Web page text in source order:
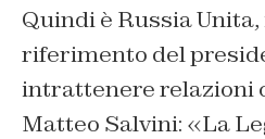
Quindi è Russia
riferimento del
intrattenere relazioni
Matteo Salvini: «La